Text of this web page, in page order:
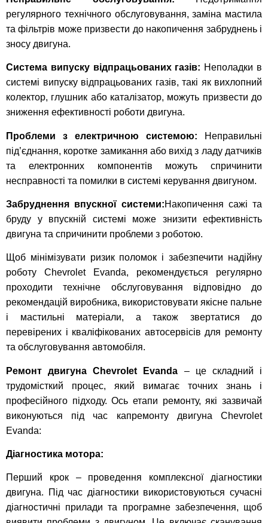
регулярного технічного обслуговування, заміна мастила
та фільтрів може призвести до накопичення забруднень і
зносу двигуна.
Система випуску відпрацьованих газів: Неполадки в
системі випуску відпрацьованих газів, такі як вихлопний
колектор, глушник або каталізатор, можуть призвести до
зниження ефективності роботи двигуна.
Проблеми з електричною системою: Неправильні
під’єднання, коротке замикання або вихід з ладу датчиків
та електронних компонентів можуть спричинити
несправності та помилки в системі керування двигуном.
Забруднення впускної системи:Накопичення сажі та
бруду у впускній системі може знизити ефективність
двигуна та спричинити проблеми з роботою.
Щоб мінімізувати ризик поломок і забезпечити надійну
роботу Chevrolet Evanda, рекомендується регулярно
проходити технічне обслуговування відповідно до
рекомендацій виробника, використовувати якісне пальне
і мастильні матеріали, а також звертатися до
перевірених і кваліфікованих автосервісів для ремонту
та обслуговування автомобіля.
Ремонт двигуна Chevrolet Evanda – це складний і
трудомісткий процес, який вимагає точних знань і
професійного підходу. Ось етапи ремонту, які зазвичай
виконуються під час капремонту двигуна Chevrolet
Evanda:
Діагностика мотора:
Перший крок – проведення комплексної діагностики
двигуна. Під час діагностики використовуються сучасні
діагностичні прилади та програмне забезпечення, щоб